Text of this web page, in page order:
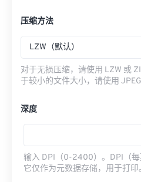
压缩方法
LZW（默认）
对于无损压缩，请使用 LZW 或
于较小的文件大小，请使用
深度
输入 DPI（0-2400）。DPI（每
它仅作为元数据存储，用于打